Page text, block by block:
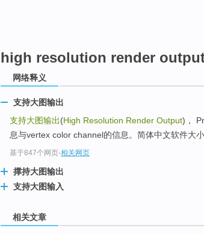
high resolution render
网络释义
支持大图输出
支持大图输出(High Resolution Render Output)，
息与vertex color channel的信息。简体中文软件大
基于847个网页-相关网页
撑持大图输出
支持大图输入
相关文章